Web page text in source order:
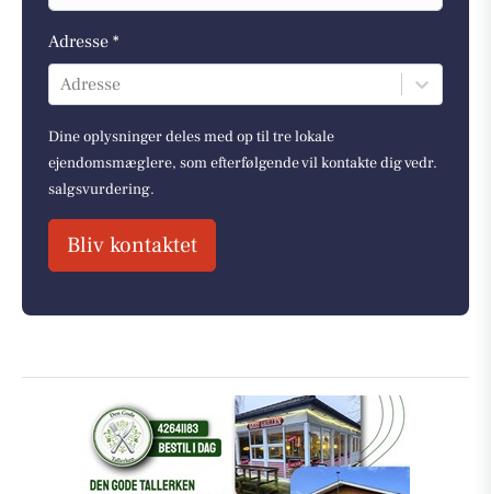
Adresse *
Adresse
Dine oplysninger deles med op til tre lokale
ejendomsmæglere, som efterfølgende vil kontakte dig vedr.
salgsvurdering.
Bliv kontaktet